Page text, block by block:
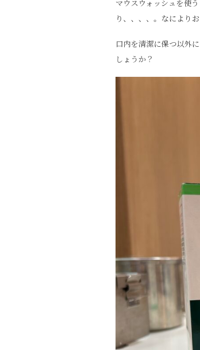
マウスウォッシュを使
り、、、、。なにより
口内を清潔に保つ以外
しょうか？